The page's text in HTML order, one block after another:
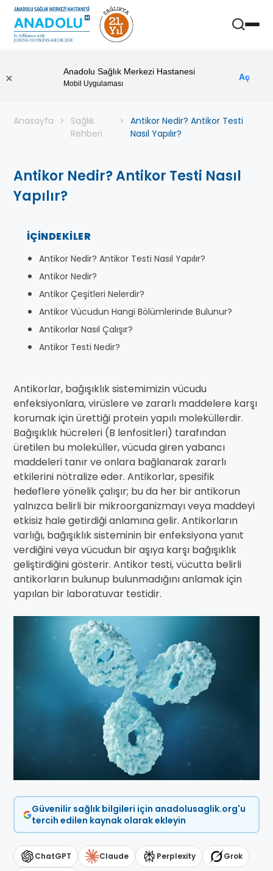
Anadolu Sağlık Merkezi Hastanesi
Mobil Uygulaması
Aç
Anasayfa
Sağlık
Rehberi
Antikor Nedir? Antikor Testi
Nasıl Yapılır?
Antikor Nedir? Antikor Testi Nasıl
Yapılır?
İÇINDEKILER
Antikor Nedir? Antikor Testi Nasıl Yapılır?
Antikor Nedir?
Antikor Çeşitleri Nelerdir?
Antikor Vücudun Hangi Bölümlerinde Bulunur?
Antikorlar Nasıl Çalışır?
Antikor Testi Nedir?
Antikorlar, bağışıklık sistemimizin vücudu
enfeksiyonlara, virüslere ve zararlı maddelere karşı
korumak için ürettiği protein yapılı moleküllerdir.
Bağışıklık hücreleri (B lenfositleri) tarafından
üretilen bu moleküller, vücuda giren yabancı
maddeleri tanır ve onlara bağlanarak zararlı
etkilerini nötralize eder. Antikorlar, spesifik
hedeflere yönelik çalışır; bu da her bir antikorun
yalnızca belirli bir mikroorganizmayı veya maddeyi
etkisiz hale getirdiği anlamına gelir. Antikorların
varlığı, bağışıklık sisteminin bir enfeksiyona yanıt
verdiğini veya vücudun bir aşıya karşı bağışıklık
geliştirdiğini gösterir. Antikor testi, vücutta belirli
antikorların bulunup bulunmadığını anlamak için
yapılan bir laboratuvar testidir.
Güvenilir sağlık bilgileri için anadolusaglik.org'u
tercih edilen kaynak olarak ekleyin
ChatGPT Claude Perplexity Grok